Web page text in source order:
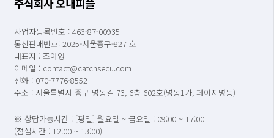
사업자등록번호 : 463-87-00935
통신판매번호: 2025-서울중구-827 호
대표자 : 조아영
이메일 : contact@catchsecu.com
전화 : 070-7776-8552
주소 : 서울특별시 중구 명동길 73, 6층 602호(명동1가, 페이지명동)
※ 상담가능시간 : [평일] 월요일 ~ 금요일 : 09:00 ~ 17:00
(점심시간 : 12:00 ~ 13:00)